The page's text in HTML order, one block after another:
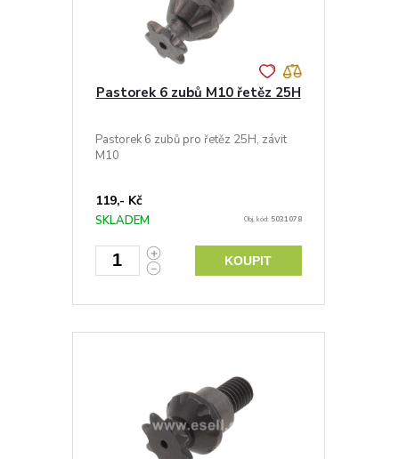
Pastorek 6 zubů M10 řetěz 25H
Pastorek 6 zubů pro řetěz 25H, závit
M10
119,- Kč
SKLADEM Obj. kód: 5031078
KOUPIT